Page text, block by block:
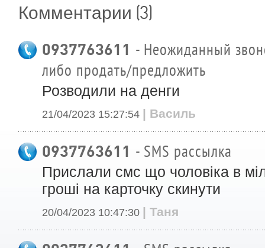
Комментарии (3)
0937763611 - Неожиданный
либо продать/предложить
Розводили на денги
21/04/2023 15:27:54 | Василь
0937763611 - SMS рассылка
Прислали смс що чоловіка в
гроші на карточку скинути
20/04/2023 10:47:30 | Таня